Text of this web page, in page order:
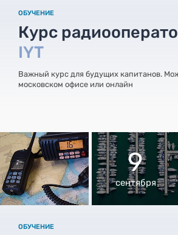
ОБУЧЕНИЕ
Курс
IYT
Важный курс для будущих капитанов.
московском офисе или онлайн
9
сентября
ОБУЧЕНИЕ